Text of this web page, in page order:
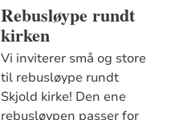
Rebusløype rundt
kirken
Vi inviterer små og store
til rebusløype rundt
Skjold kirke! Den ene
rebusløypen passer for